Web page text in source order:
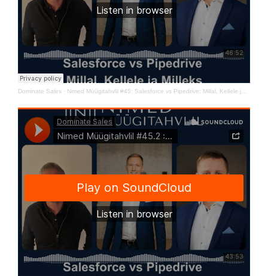
Dominate Sales · Nimed Müügitahvlil #45: Salesforce vs Pipedrive: Millal, Kellele ja Milleks vol 1